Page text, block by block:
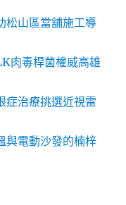
松山區當舖施工導
肉毒桿菌權威高雄
症治療挑選近視雷
與電動沙發的楠梓